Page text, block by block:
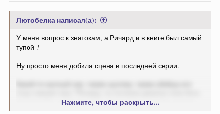
Лютобелка написал(а):
У меня вопрос к знатокам, а Ричард и в книге был самый
тупой ?
Ну просто меня добила сцена в последней серии.
или че там), удивительное совпадение - я тоже, кроме
Нажмите, чтобы раскрыть...